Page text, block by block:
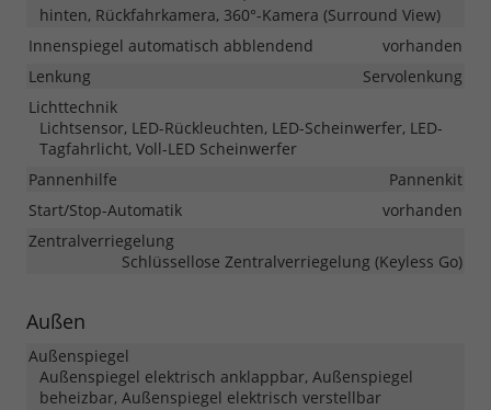
hinten, Rückfahrkamera, 360°-Kamera (Surround View)
Innenspiegel automatisch abblendend
vorhanden
Lenkung
Servolenkung
Lichttechnik
Lichtsensor, LED-Rückleuchten, LED-Scheinwerfer, LED-
Tagfahrlicht, Voll-LED Scheinwerfer
Pannenhilfe
Pannenkit
Start/Stop-Automatik
vorhanden
Zentralverriegelung
Schlüssellose Zentralverriegelung (Keyless Go)
Außen
Außenspiegel
Außenspiegel elektrisch anklappbar, Außenspiegel
beheizbar, Außenspiegel elektrisch verstellbar